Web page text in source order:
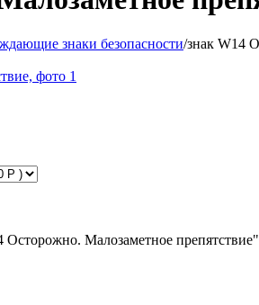
знаки безопасности/знак W14
Осторожно. Малозаметное препятствие"